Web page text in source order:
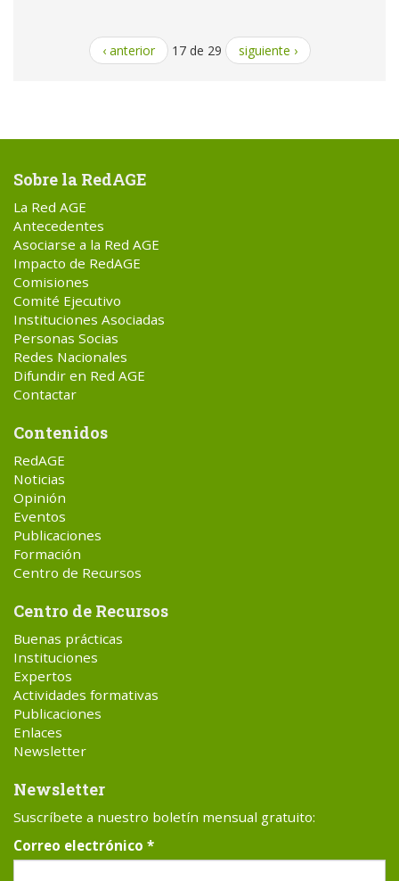
‹ anterior 17 de 29 siguiente ›
Sobre la RedAGE
La Red AGE
Antecedentes
Asociarse a la Red AGE
Impacto de RedAGE
Comisiones
Comité Ejecutivo
Instituciones Asociadas
Personas Socias
Redes Nacionales
Difundir en Red AGE
Contactar
Contenidos
RedAGE
Noticias
Opinión
Eventos
Publicaciones
Formación
Centro de Recursos
Centro de Recursos
Buenas prácticas
Instituciones
Expertos
Actividades formativas
Publicaciones
Enlaces
Newsletter
Newsletter
Suscríbete a nuestro boletín mensual gratuito:
Correo electrónico *